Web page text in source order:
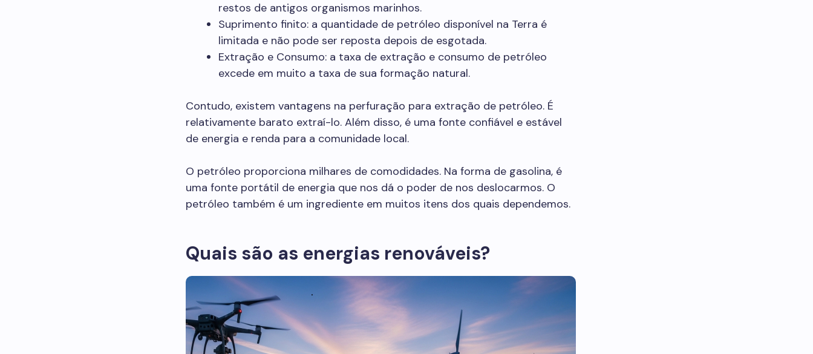
restos de antigos organismos marinhos.
Suprimento finito: a quantidade de petróleo disponível na Terra é
limitada e não pode ser reposta depois de esgotada.
Extração e Consumo: a taxa de extração e consumo de petróleo
excede em muito a taxa de sua formação natural.
Contudo, existem vantagens na perfuração para extração de petróleo. É
relativamente barato extraí-lo. Além disso, é uma fonte confiável e estável
de energia e renda para a comunidade local.
O petróleo proporciona milhares de comodidades. Na forma de gasolina, é
uma fonte portátil de energia que nos dá o poder de nos deslocarmos. O
petróleo também é um ingrediente em muitos itens dos quais dependemos.
Quais são as energias renováveis?